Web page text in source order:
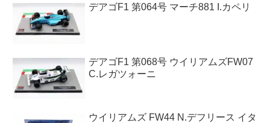
デアゴF1 第064号 マーチ881 I.カペリ
デアゴF1 第068号 ウイリアムズFW07
C.レガツォーニ
ウイリアムズ FW44 N.デフリース イタ